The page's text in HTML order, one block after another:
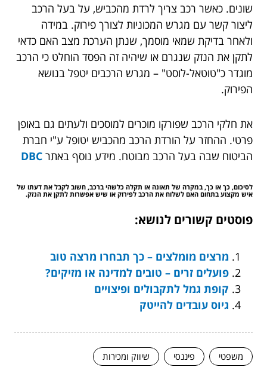
שונים. כאשר רכב צריך לרדת מהכביש, על בעל הרכב
ליצור קשר עם מגרש המכוניות לצורך פירוק. במידה
ולאחר בדיקת שמאי מוסמך, שנתן הערכת מצב האם כדאי
לתקן את הנזק שנגרם או שיהיה זה הפסד הוחלט כי הרכב
מוגדר כ"טוטאל-לוסט" – מגרש הרכבים יטפל בנושא
הפירוק.
את חלקי הרכב שפורקו מוכרים למוסכים ולעתים גם באופן
פרטי. ההחזר על הורדת הרכב מהכביש יטופל ע"י חברת
הביטוח שבה בעל הרכב מבוטח. מידע נוסף באתר
לסיכום, כך או כך, במקרה של תאונה או תקלה כלשהי ברכב, חשוב לקבל את דעתו של
איש מקצוע בתחום האם לשלוח את הרכב לפירוק או שיש אפשרות לתקן את הנזק.
פוסטים קשורים לנושא:
מרצים מומלצים – כך תבחרו מרצה טוב
פועלים זרים – טובים למדינה או מזיקים?
קופת גמל לתקבולים ופיצויים
גיוס עובדים להייטק
משפטי פיננסי שיווק ומכירות